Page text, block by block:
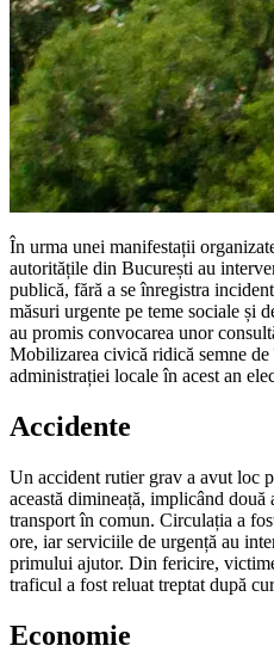
În urma unei manifestații
autoritățile din București au
publică, fără a se înregistra
măsuri urgente pe teme sociale și
au promis convocarea unor
Mobilizarea civică ridică semne
administrației locale în acest an
Accidente
Un accident rutier grav a avut loc
această dimineață, implicând
transport în comun. Circulația a
ore, iar serviciile de urgență au
primului ajutor. Din fericire,
traficul a fost reluat treptat după
Economie